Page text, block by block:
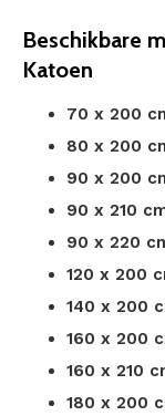
Beschikbare
Katoen
70 x 200
80 x 200
90 x 200
90 x 210
90 x 220
120 x 200
140 x 200
160 x 200
160 x 210
180 x 200